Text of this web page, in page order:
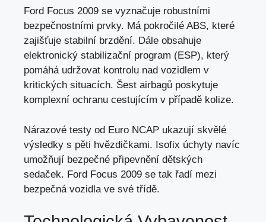
Ford Focus 2009 se vyznačuje robustními
bezpečnostními prvky. Má pokročilé ABS, které
zajišťuje stabilní brzdění. Dále obsahuje
elektronický stabilizační program (ESP), který
pomáhá udržovat kontrolu nad vozidlem v
kritických situacích. Šest airbagů poskytuje
komplexní ochranu cestujícím v případě kolize.
Nárazové testy od Euro NCAP ukazují skvělé
výsledky s pěti hvězdičkami. Isofix úchyty navíc
umožňují bezpečné připevnění dětských
sedaček. Ford Focus 2009 se tak řadí mezi
bezpečná vozidla ve své třídě.